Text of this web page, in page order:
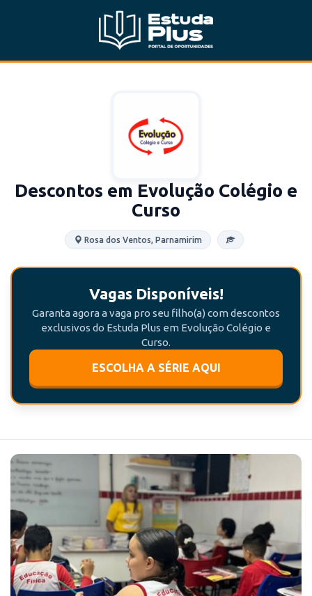
Descontos em Evolução Colégio e
Curso
Rosa dos Ventos, Parnamirim
Vagas Disponíveis!
Garanta agora a vaga pro seu filho(a) com descontos
exclusivos do Estuda Plus em Evolução Colégio e
Curso.
ESCOLHA A SÉRIE AQUI